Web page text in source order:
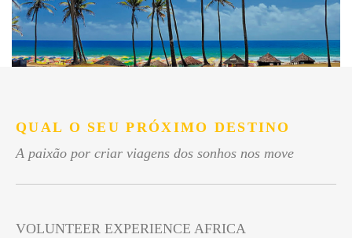
QUAL O SEU PRÓXIMO DESTINO
A paixão por criar viagens dos sonhos nos move
VOLUNTEER EXPERIENCE AFRICA